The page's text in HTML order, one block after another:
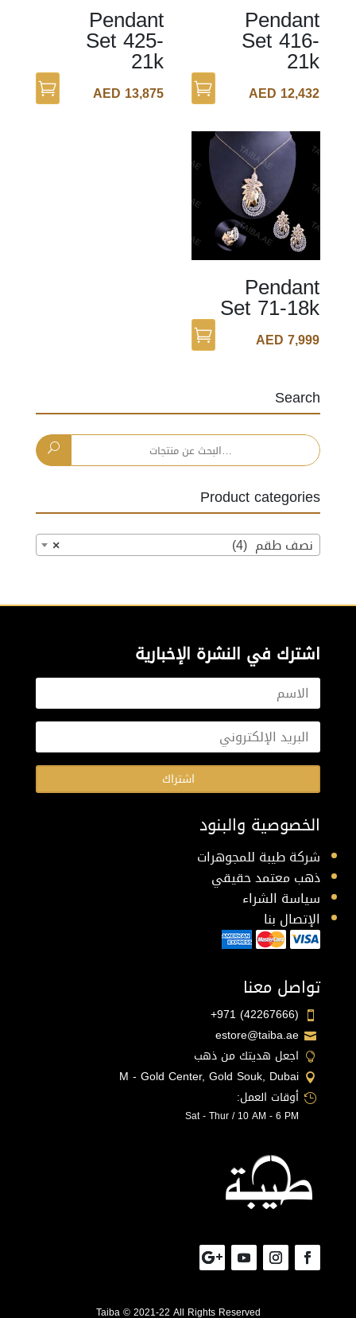
Pendant
Set 416-
21k
AED 12,432
Pendant
Set 425-
21k
AED 13,875
Pendant
Set 71-18k
AED7,999
Search
البحث
Product categories
× نصف طقم (4)
اشترك في النشرة الإخبارية
اشتراك
الخصوصية والبنود
شركة طيبة للمجوهرات
ذهب معتمد حقيقي
سياسة الشراء
الإتصال بنا
تواصل معنا

+971 (42267666)

estore@taiba.ae
 اجعل هديتك من ذهب

M - Gold Center, Gold Souk, Dubai
 أوقات العمل:
Sat - Thur / 10 AM - 6 PM
Taiba © 2021-22 All Rights Reserved